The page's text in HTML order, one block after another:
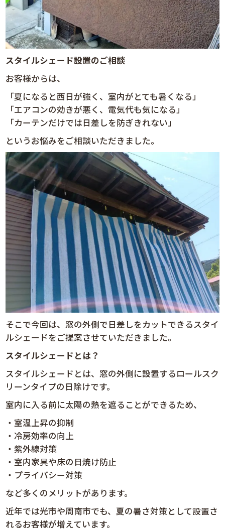
スタイルシェード設置のご相談
お客様からは、
「夏になると西日が強く、室内がとても暑くなる」
「エアコンの効きが悪く、電気代も気になる」
「カーテンだけでは日差しを防ぎきれない」
というお悩みをご相談いただきました。
そこで今回は、窓の外側で日差しをカットできるスタイ
ルシェードをご提案させていただきました。
スタイルシェードとは？
スタイルシェードとは、窓の外側に設置するロールスク
リーンタイプの日除けです。
室内に入る前に太陽の熱を遮ることができるため、
・室温上昇の抑制
・冷房効率の向上
・紫外線対策
・室内家具や床の日焼け防止
・プライバシー対策
など多くのメリットがあります。
近年では光市や周南市でも、夏の暑さ対策として設置さ
れるお客様が増えています。